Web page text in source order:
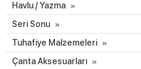
Havlu / Yazma
Seri Sonu
Tuhafiye Malzemeleri
Çanta Aksesuarları